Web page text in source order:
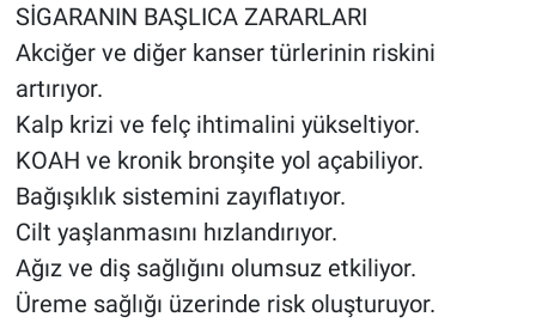
SİGARANIN BAŞLICA ZARARLARI
Akciğer ve diğer kanser türlerinin riskini
artırıyor.
Kalp krizi ve felç ihtimalini yükseltiyor.
KOAH ve kronik bronşite yol açabiliyor.
Bağışıklık sistemini zayıflatıyor.
Cilt yaşlanmasını hızlandırıyor.
Ağız ve diş sağlığını olumsuz etkiliyor.
Üreme sağlığı üzerinde risk oluşturuyor.